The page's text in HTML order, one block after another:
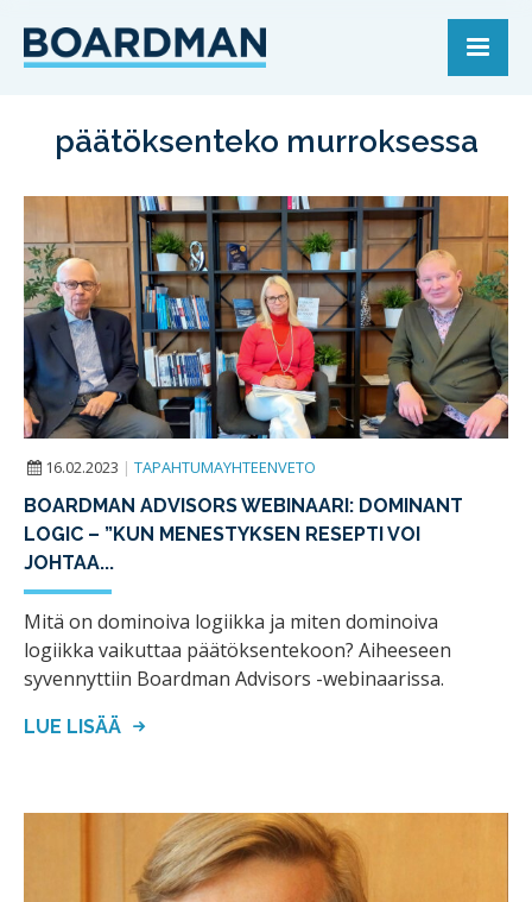
päätöksenteko murroksessa
16.02.2023 | TAPAHTUMAYHTEENVETO
BOARDMAN ADVISORS WEBINAARI: DOMINANT
LOGIC – ”KUN MENESTYKSEN RESEPTI VOI
JOHTAA...
Mitä on dominoiva logiikka ja miten dominoiva
logiikka vaikuttaa päätöksentekoon? Aiheeseen
syvennyttiin Boardman Advisors -webinaarissa.
LUE LISÄÄ